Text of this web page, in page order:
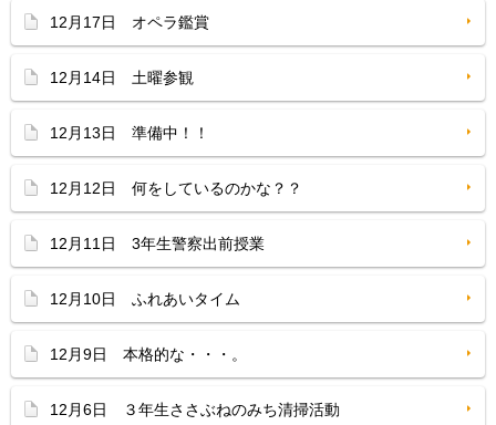
12月17日 オペラ鑑賞
12月14日 土曜参観
12月13日 準備中！！
12月12日 何をしているのかな？？
12月11日 3年生警察出前授業
12月10日 ふれあいタイム
12月9日 本格的な・・・。
12月6日 ３年生ささぶねのみち清掃活動